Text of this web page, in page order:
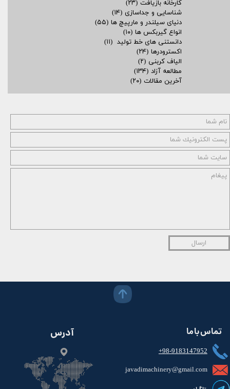
ارسال
کارخانه بازیافت (۲۳)
شناسایی و جداسازی (۱۴)
دنیای سیلندر و مارپیچ ها (۵۵)
انواع گیربکس ها (۱۰)
دانستنی های خط تولید (۱۱)
اکسترودرها (۲۴)
الیاف کربنی (۲)
مطالعه آزاد (۱۳۴)
آخرین مقالات (۲۰)
+98-9183147952
آدرس تماس با ما
javadimachinery@gmail.com​​​​​​​​